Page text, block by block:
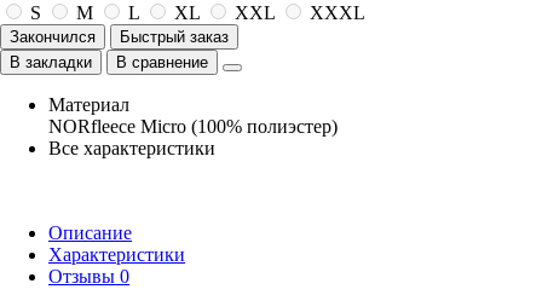
S
M L XL XXL XXXL
Закончился
Быстрый заказ
В закладки
В сравнение
Материал
NORfleece Micro (100% полиэстер)
Все характеристики
Описание
Характеристики
Отзывы 0